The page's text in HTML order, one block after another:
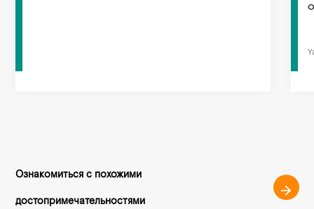
Ознакомиться с похожими
достопримечательностями